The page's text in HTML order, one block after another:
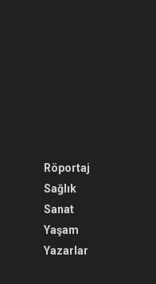
Röportaj
Sağlık
Sanat
Yaşam
Yazarlar